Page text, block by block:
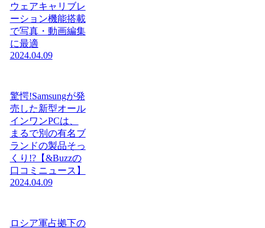
ウェアキャリブレ
ーション機能搭載
で写真・動画編集
に最適
2024.04.09
驚愕!Samsungが発
売した新型オール
インワンPCは、
まるで別の有名ブ
ランドの製品そっ
くり!?【&Buzzの
口コミニュース】
2024.04.09
ロシア軍占拠下の